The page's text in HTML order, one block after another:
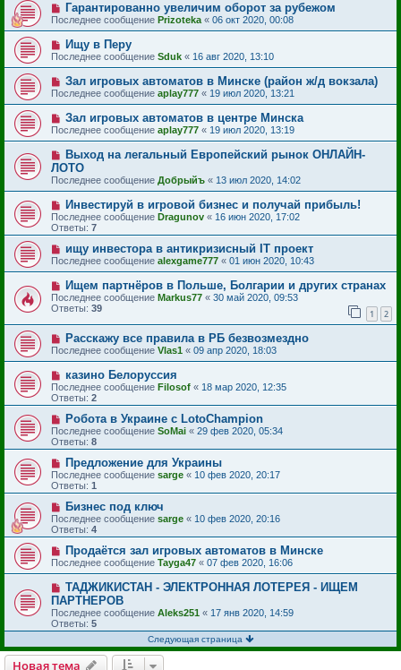
Гарантированно увеличим оборот за рубежом
Последнее сообщение Prizoteka « 06 окт 2020, 00:08
Ищу в Перу
Последнее сообщение Sduk « 16 авг 2020, 13:10
Зал игровых автоматов в Минске (район ж/д вокзала)
Последнее сообщение aplay777 « 19 июл 2020, 13:21
Зал игровых автоматов в центре Минска
Последнее сообщение aplay777 « 19 июл 2020, 13:19
Выход на легальный Европейский рынок ОНЛАЙН-
ЛОТО
Последнее сообщение Добрыйъ « 13 июл 2020, 14:02
Инвестируй в игровой бизнес и получай прибыль!
Последнее сообщение Dragunov « 16 июн 2020, 17:02
Ответы: 7
ищу инвестора в антикризисный IT проект
Последнее сообщение alexgame777 « 01 июн 2020, 10:43
Ищем партнёров в Польше, Болгарии и других странах
Последнее сообщение Markus77 « 30 май 2020, 09:53
Ответы: 39 1 2
Расскажу все правила в РБ безвозмездно
Последнее сообщение Vlas1 « 09 апр 2020, 18:03
казино Белоруссия
Последнее сообщение Filosof « 18 мар 2020, 12:35
Ответы: 2
Робота в Украине с LotoChampion
Последнее сообщение SoMai « 29 фев 2020, 05:34
Ответы: 8
Предложение для Украины
Последнее сообщение sarge « 10 фев 2020, 20:17
Ответы: 1
Бизнес под ключ
Последнее сообщение sarge « 10 фев 2020, 20:16
Ответы: 4
Продаётся зал игровых автоматов в Минске
Последнее сообщение Tayga47 « 07 фев 2020, 16:06
ТАДЖИКИСТАН - ЭЛЕКТРОННАЯ ЛОТЕРЕЯ - ИЩЕМ
ПАРТНЕРОВ
Последнее сообщение Aleks251 « 17 янв 2020, 14:59
Ответы: 5
Следующая страница
Новая тема